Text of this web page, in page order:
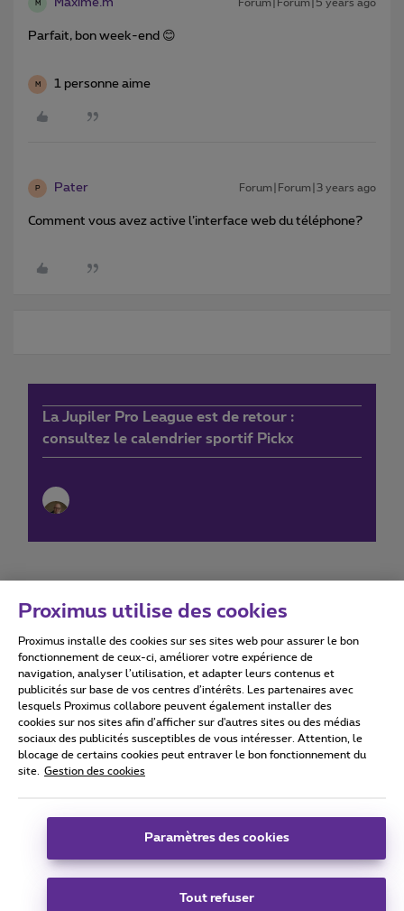
M Maxime.m Forum|Forum|5 years ago
Parfait, bon week-end 😊
M 1 personne aime
P Pater Forum|Forum|3 years ago
Comment vous avez active l’interface web du téléphone?
La Jupiler Pro League est de retour :
consultez le calendrier sportif Pickx
Conditions d'utilisation Accessibility statement
Tous droits réservés. © 2026
Conditions générales, info consommateur
Coordonnées de l’entreprise
Boulevard du Roi Albert II 27 - B-1030 Bruxelles.
Proximus utilise des cookies
Proximus installe des cookies sur ses sites web pour assurer le bon
fonctionnement de ceux-ci, améliorer votre expérience de
navigation, analyser l’utilisation, et adapter leurs contenus et
publicités sur base de vos centres d’intérêts. Les partenaires avec
lesquels Proximus collabore peuvent également installer des
cookies sur nos sites afin d’afficher sur d'autres sites ou des médias
sociaux des publicités susceptibles de vous intéresser. Attention, le
blocage de certains cookies peut entraver le bon fonctionnement du
site.
Gestion des cookies
Paramètres des cookies
Tout refuser